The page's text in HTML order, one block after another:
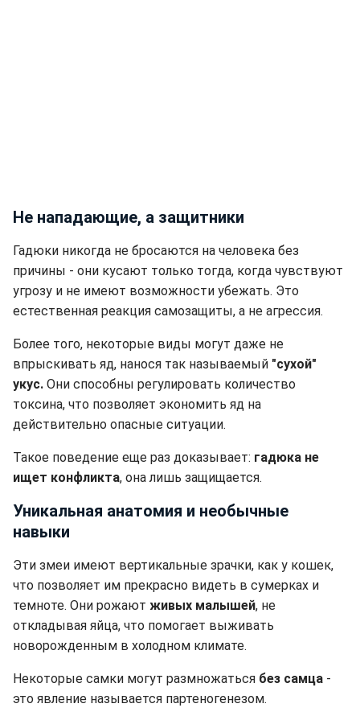
Не нападающие, а защитники
Гадюки никогда не бросаются на человека без
причины - они кусают только тогда, когда чувствуют
угрозу и не имеют возможности убежать. Это
естественная реакция самозащиты, а не агрессия.
Более того, некоторые виды могут даже не
впрыскивать яд, нанося так называемый "сухой"
укус. Они способны регулировать количество
токсина, что позволяет экономить яд на
действительно опасные ситуации.
Такое поведение еще раз доказывает: гадюка не
ищет конфликта, она лишь защищается.
Уникальная анатомия и необычные
навыки
Эти змеи имеют вертикальные зрачки, как у кошек,
что позволяет им прекрасно видеть в сумерках и
темноте. Они рожают живых малышей, не
откладывая яйца, что помогает выживать
новорожденным в холодном климате.
Некоторые самки могут размножаться без самца -
это явление называется партеногенезом.